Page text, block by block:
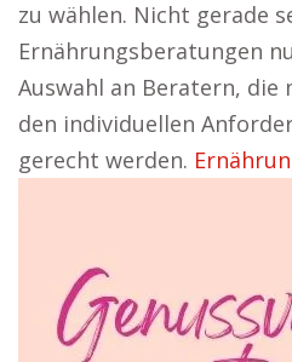
zu wählen. Nicht gerade
Ernährungsberatungen
Auswahl an Beratern, die
den individuellen
gerecht werden.